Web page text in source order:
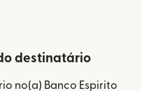
destinatário
no(a) Banco Espirito